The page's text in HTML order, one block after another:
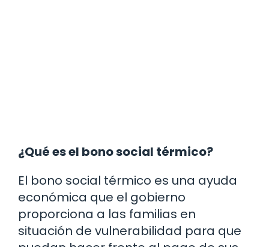
¿Qué es el bono social térmico?
El bono social térmico es una ayuda
económica que el gobierno
proporciona a las familias en
situación de vulnerabilidad para que